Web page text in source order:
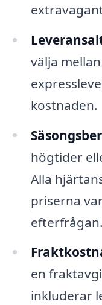
välja
kostnaden.
högtider
Alla
priserna
efterfrågan.
en
inkluderar